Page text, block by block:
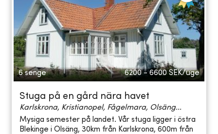
6 senge 6200 - 6600 SEK/uge
Stuga på en gård nära havet
Karlskrona, Kristianopel, Fågelmara, Olsäng...
Mysiga semester på landet. Vår stuga ligger i östra
Blekinge i Olsäng, 30km från Karlskrona, 600m från